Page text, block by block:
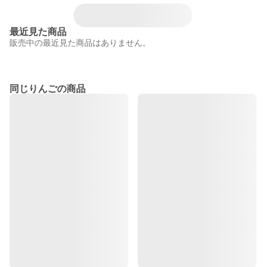
最近見た商品
販売中の最近見た商品はありません。
同じりんごの商品